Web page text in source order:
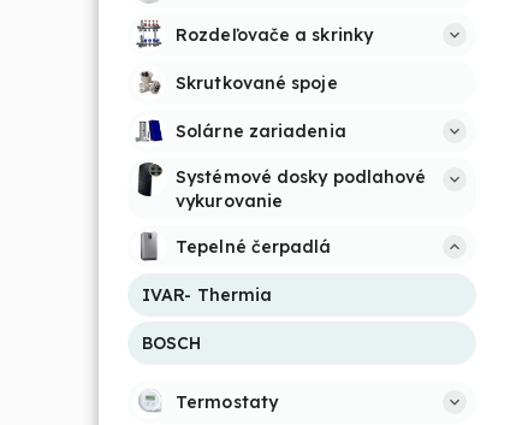
Rozdeľovače a skrinky
Skrutkované spoje
Solárne zariadenia
Systémové dosky podlahové
vykurovanie
Tepelné čerpadlá
IVAR- Thermia
BOSCH
Termostaty